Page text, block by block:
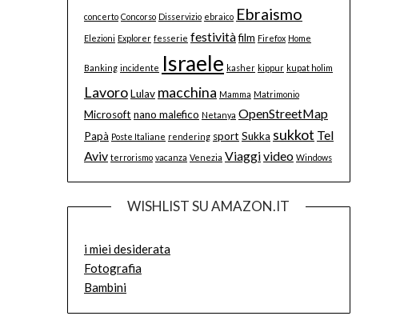
concerto Concorso Disservizio ebraico Ebraismo
Elezioni Explorer fesserie festivitàfilm Firefox Home
Banking incidente Israele kasher kippur kupat holim
LavoroLulav macchina Mamma Matrimonio
Microsoft nano malefico Netanya OpenStreetMap
Papà Poste Italiane rendering sport Sukka sukkot Tel
Aviv terrorismo vacanza Venezia Viaggivideo Windows
WISHLIST SU AMAZON.IT
i miei desiderata
Fotografia
Bambini